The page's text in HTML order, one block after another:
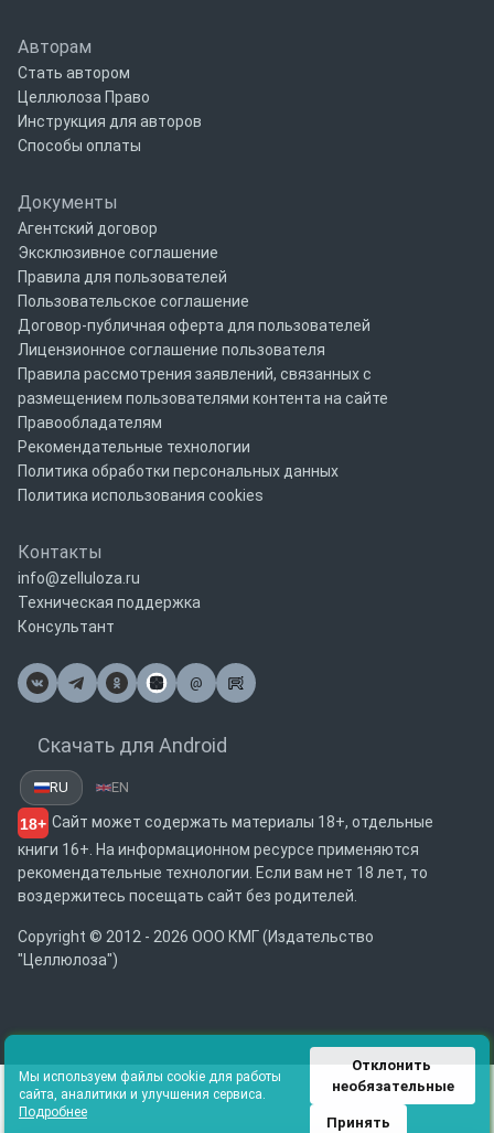
Авторам
Стать автором
Целлюлоза Право
Инструкция для авторов
Способы оплаты
Документы
Агентский договор
Эксклюзивное соглашение
Правила для пользователей
Пользовательское соглашение
Договор-публичная оферта для пользователей
Лицензионное соглашение пользователя
Правила рассмотрения заявлений, связанных с
размещением пользователями контента на сайте
Правообладателям
Рекомендательные технологии
Политика обработки персональных данных
Политика использования cookies
Контакты
info@zelluloza.ru
Техническая поддержка
Консультант
@
Почта
Скачать для Android
RU EN
18+ Сайт может содержать материалы 18+, отдельные
книги 16+. На информационном ресурсе применяются
рекомендательные технологии. Если вам нет 18 лет, то
воздержитесь посещать сайт без родителей.
Copyright © 2012 - 2026 ООО КМГ (Издательство
"Целлюлоза")
Мы используем файлы cookie для работы
сайта, аналитики и улучшения сервиса.
Подробнее
Отклонить
необязательные
Принять